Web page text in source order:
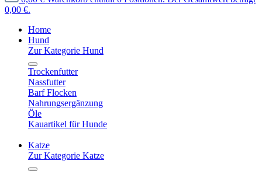
0,00 €.
Home
Hund
Zur Kategorie Hund
Trockenfutter
Nassfutter
Barf Flocken
Nahrungsergänzung
Öle
Kauartikel für Hunde
Katze
Zur Kategorie Katze